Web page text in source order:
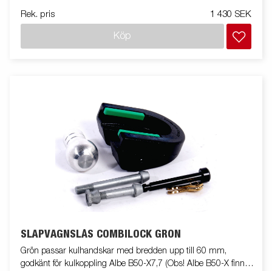
Varje paket innehåller 4 st Super Traction Grid.
Rek. pris 1 430 SEK
Köp
SLÄPVAGNSLÅS COMBILOCK GRÖN
Grön passar kulhandskar med bredden upp till 60 mm,
godkänt för kulkoppling Albe B50-X7,7 (Obs! Albe B50-X finns i